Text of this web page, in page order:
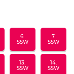
6.
SSW
7.
SSW
13.
SSW
14.
SSW